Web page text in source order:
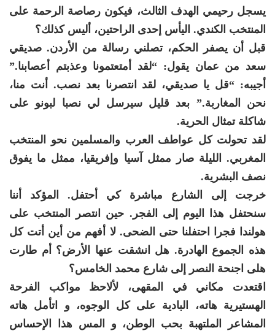
يسجل رحيمي الهدف الثالث، فيكون رصاصة الرحمة على
المنتخب الكندي. اليأس إحدى الراحتين، أليس كذلك؟
قبل أن يصفر الحكم، تصلني رسالة من الأردن. صديقي
سعد من عمان يقول: “لقد أمتعتمونا وعذبتم أعصابنا.”
أجيبه: “قل يا صديقي، لقد انتصرنا بعد نصب. أنت منا،
نحن المغاربة.” بعد قليل سيرسل لي نصبا لبونو على
شاكلة تمثال الحرية.
لقد تحولت كل عواطف العرب والمسلمين نحو المنتخب
المغربي. الليلة صار ممثل آسيا وإفريقيا، ممثل ما يفوق
نصف البشرية.
خرجت إلى الشارع مباشرة كي أحتفل. المؤكد أننا
سنحتفل هذا اليوم إلى الفجر. حين انتصر المنتخب على
هولندا فجرا احتفلنا حتى الضحى. لا أفهم من أين أتت كل
هذه الجموع الهادرة. هل انشقت عنها الأرض؟ أم طارت
هلى اجنحة النصر إلى شارع محمد الخامس؟
اقتعدت مكاني في المقهى، لألاحظ مواكب الفرحة
الهستيرية هاته، البادية على كل الوجوه، و اتأمل هاته
المشاعر الملتهبة بحب الوطن، و المس هذا الإحساس